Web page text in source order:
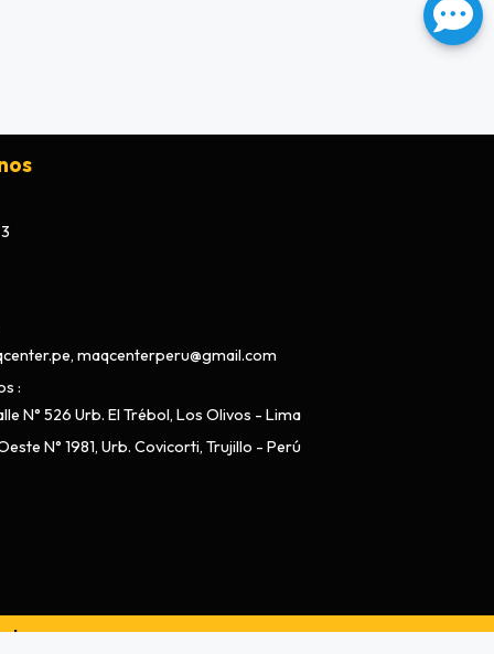
maqcenterperu@gmail.com
N° 526 Urb. El Trébol, Los Olivos - Lima
N° 1981, Urb. Covicorti, Trujillo - Perú
porBsale